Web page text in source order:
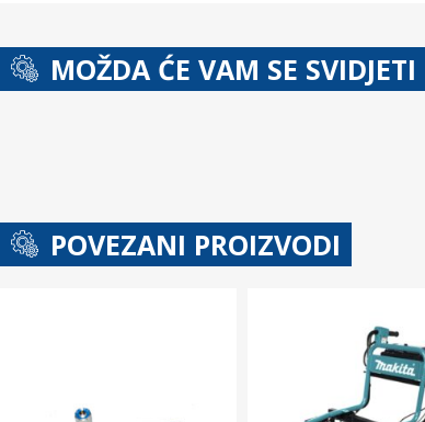
MOŽDA ĆE VAM SE SVIDJETI
POVEZANI PROIZVODI